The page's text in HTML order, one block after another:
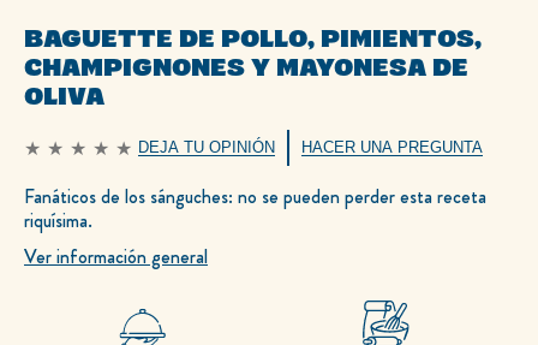
BAGUETTE DE POLLO, PIMIENTOS,
CHAMPIGNONES Y MAYONESA DE
OLIVA
No
han
enviado
calificaciones
para
este
recipe
DEJA TU OPINIÓN HACER UNA PREGUNTA
Fanáticos de los sánguches: no se pueden perder esta receta
riquísima.
Ver información general